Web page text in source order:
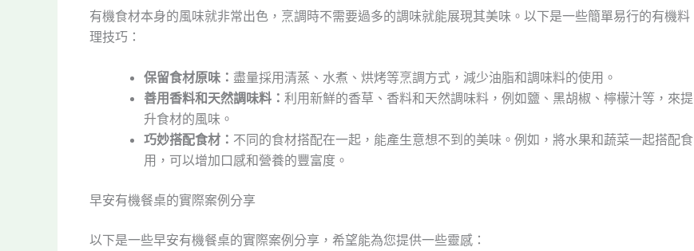
有機食材本身的風味就非常出色，烹調時不需要過多的調味就能展現其美味。以下是一些簡單易行的有機料
理技巧：
保留食材原味： 盡量採用清蒸、水煮、烘烤等烹調方式，減少油脂和調味料的使用。
善用香料和天然調味料： 利用新鮮的香草、香料和天然調味料，例如鹽、黑胡椒、檸檬汁等，來提
升食材的風味。
巧妙搭配食材： 不同的食材搭配在一起，能產生意想不到的美味。例如，將水果和蔬菜一起搭配食
用，可以增加口感和營養的豐富度。
早安有機餐桌的實際案例分享
以下是一些早安有機餐桌的實際案例分享，希望能為您提供一些靈感：